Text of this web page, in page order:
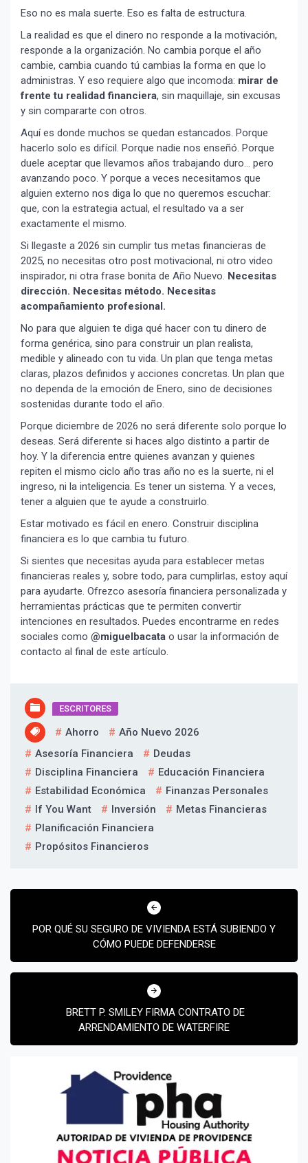
¡Suscríbete y Vive la
Experiencia!
Eso no es mala suerte. Eso es falta de estructura.
La realidad es que el dinero no responde a la motivación,
responde a la organización. No cambia porque el año
cambie, cambia cuando tú cambias la forma en que lo
administras. Y eso requiere algo que incomoda: mirar de
frente tu realidad financiera, sin maquillaje, sin excusas
y sin compararte con otros.
Aquí es donde muchos se quedan estancados. Porque
hacerlo solo es difícil. Porque nadie nos enseñó. Porque
duele aceptar que llevamos años trabajando duro… pero
avanzando poco. Y porque a veces necesitamos que
alguien externo nos diga lo que no queremos escuchar:
que, con la estrategia actual, el resultado va a ser
exactamente el mismo.
Si llegaste a 2026 sin cumplir tus metas financieras de
2025, no necesitas otro post motivacional, ni otro video
inspirador, ni otra frase bonita de Año Nuevo. Necesitas
dirección. Necesitas método. Necesitas
acompañamiento profesional.
No para que alguien te diga qué hacer con tu dinero de
forma genérica, sino para construir un plan realista,
medible y alineado con tu vida. Un plan que tenga metas
claras, plazos definidos y acciones concretas. Un plan que
no dependa de la emoción de Enero, sino de decisiones
sostenidas durante todo el año.
Porque diciembre de 2026 no será diferente solo porque lo
deseas. Será diferente si haces algo distinto a partir de
hoy. Y la diferencia entre quienes avanzan y quienes
repiten el mismo ciclo año tras año no es la suerte, ni el
ingreso, ni la inteligencia. Es tener un sistema. Y a veces,
tener a alguien que te ayude a construirlo.
Estar motivado es fácil en enero. Construir disciplina
financiera es lo que cambia tu futuro.
Si sientes que necesitas ayuda para establecer metas
financieras reales y, sobre todo, para cumplirlas, estoy aquí
para ayudarte. Ofrezco asesoría financiera personalizada y
herramientas prácticas que te permiten convertir
intenciones en resultados. Puedes encontrarme en redes
sociales como @miguelbacata o usar la información de
contacto al final de este artículo.
ESCRITORES
Ahorro
Año Nuevo 2026
Asesoría Financiera
Deudas
Disciplina Financiera
Educación Financiera
Estabilidad Económica
Finanzas Personales
If You Want
Inversión
Metas Financieras
Planificación Financiera
Propósitos Financieros
Navegación
entradas
POR QUÉ SU SEGURO DE VIVIENDA ESTÁ SUBIENDO Y
CÓMO PUEDE DEFENDERSE
BRETT P. SMILEY FIRMA CONTRATO DE
ARRENDAMIENTO DE WATERFIRE